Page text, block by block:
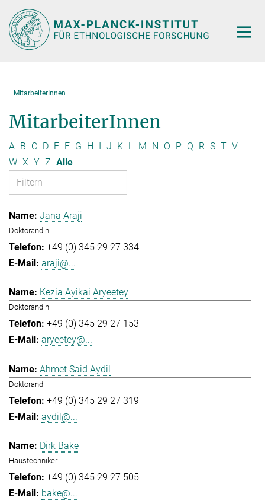
Hauptinhalt
MitarbeiterInnen
MitarbeiterInnen
A B C D E F G H I J K L M N O P Q R S T V
W X Y Z Alle
Jana Araji
Doktorandin
+49 (0) 345 29 27 334
araji@...
Kezia Ayikai Aryeetey
Doktorandin
+49 (0) 345 29 27 153
aryeetey@...
Ahmet Said Aydil
Doktorand
+49 (0) 345 29 27 319
aydil@...
Dirk Bake
Haustechniker
+49 (0) 345 29 27 505
bake@...